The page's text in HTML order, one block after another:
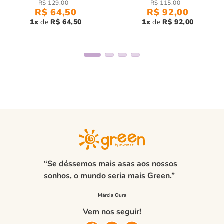
R$ 129,00
R$ 64,50
1 R$ 64,50
R$ 115,00
R$ 92,00
1 R$ 92,00
“Se déssemos mais asas aos nossos
sonhos, o mundo seria mais Green.”
Vem nos seguir!